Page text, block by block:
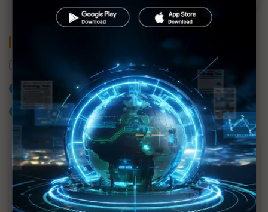
加入已選取到「關鍵字追蹤」
什麼是「關鍵字追蹤」
近７天熱門報導
MLCC訂單過熱、出貨比創高 村田示警全球AI基
建熱潮將趨緩